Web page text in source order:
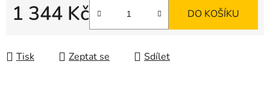
1 344 Kč DO KOŠÍKU
Tisk Zeptat se Sdílet